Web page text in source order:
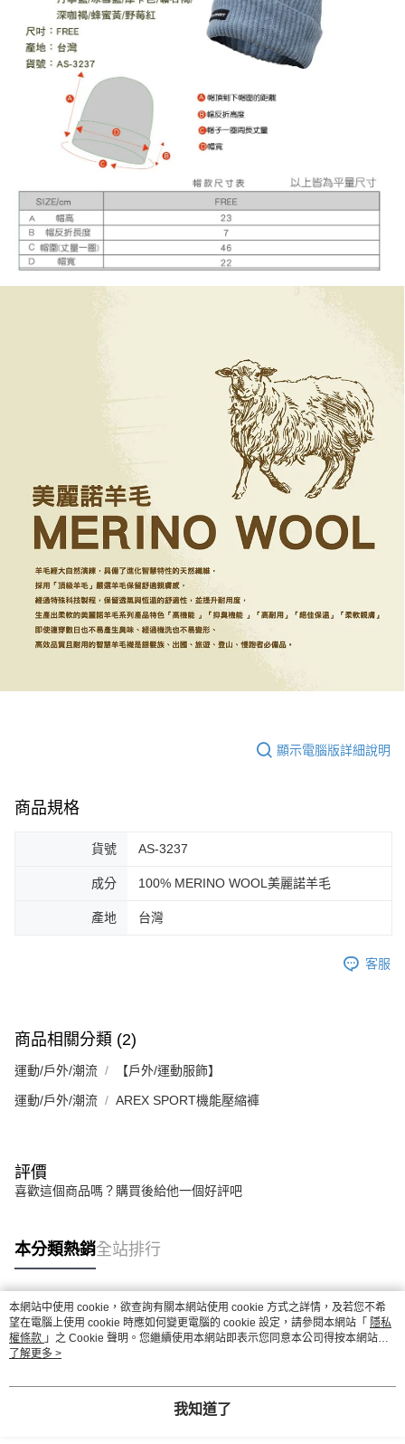
顯示電腦版詳細說明
商品規格
貨號 AS-3237
成分 100% MERINO WOOL美麗諾羊毛
產地 台灣
客服
商品相關分類 (2)
運動/戶外/潮流 【戶外/運動服飾】
運動/戶外/潮流 AREX SPORT機能壓縮褲
評價
喜歡這個商品嗎？購買後給他一個好評吧
本分類熱銷全站排行
熱門標籤
本網站中使用 cookie，欲查詢有關本網站使用 cookie 方式之詳情，及若您不希
望在電腦上使用 cookie 時應如何變更電腦的 cookie 設定，請參閱本網站「 隱私
權條款 」之 Cookie 聲明。您繼續使用本網站即表示您同意本公司得按本網站使
用條款之 Cookie 聲明使用 cookie。
了解更多 >
我知道了